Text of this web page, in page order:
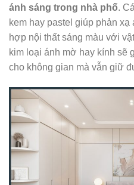
ánh sáng trong nhà phố.
kem hay pastel giúp phản
hợp nội thất sáng màu với
kim loại ánh mờ hay kính sẽ
cho không gian mà vẫn giữ